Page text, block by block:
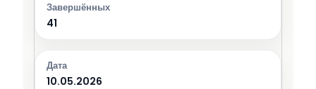
41
10.05.2026